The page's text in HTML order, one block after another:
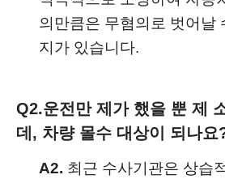
의만큼은 무혐의로 벗어날
지가 있습니다.
Q2.운전만 제가 했을 뿐 제
데, 차량 몰수 대상이 되나요
A2. 최근 수사기관은 상습